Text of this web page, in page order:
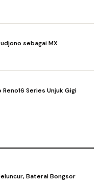
sebagai MX
Series Unjuk Gigi
Baterai Bongsor